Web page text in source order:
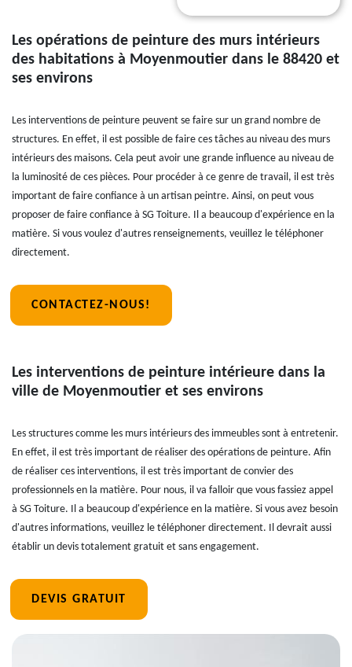
Les opérations de peinture des murs intérieurs
des habitations à Moyenmoutier dans le 88420 et
ses environs
Les interventions de peinture peuvent se faire sur un grand nombre de
structures. En effet, il est possible de faire ces tâches au niveau des murs
intérieurs des maisons. Cela peut avoir une grande influence au niveau de
la luminosité de ces pièces. Pour procéder à ce genre de travail, il est très
important de faire confiance à un artisan peintre. Ainsi, on peut vous
proposer de faire confiance à SG Toiture. Il a beaucoup d'expérience en la
matière. Si vous voulez d'autres renseignements, veuillez le téléphoner
directement.
CONTACTEZ-NOUS!
Les interventions de peinture intérieure dans la
ville de Moyenmoutier et ses environs
Les structures comme les murs intérieurs des immeubles sont à entretenir.
En effet, il est très important de réaliser des opérations de peinture. Afin
de réaliser ces interventions, il est très important de convier des
professionnels en la matière. Pour nous, il va falloir que vous fassiez appel
à SG Toiture. Il a beaucoup d'expérience en la matière. Si vous avez besoin
d'autres informations, veuillez le téléphoner directement. Il devrait aussi
établir un devis totalement gratuit et sans engagement.
DEVIS GRATUIT